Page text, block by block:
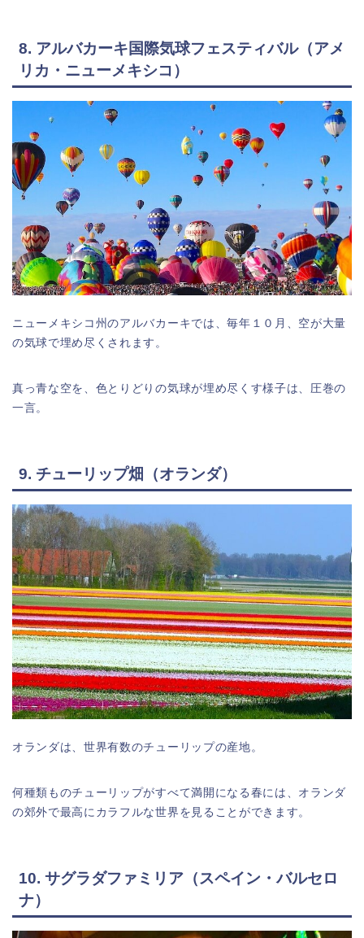
8. アルバカーキ国際気球フェスティバル（アメ
リカ・ニューメキシコ）
ニューメキシコ州のアルバカーキでは、毎年１０月、空が大量
の気球で埋め尽くされます。
真っ青な空を、色とりどりの気球が埋め尽くす様子は、圧巻の
一言。
9. チューリップ畑（オランダ）
オランダは、世界有数のチューリップの産地。
何種類ものチューリップがすべて満開になる春には、オランダ
の郊外で最高にカラフルな世界を見ることができます。
10. サグラダファミリア（スペイン・バルセロ
ナ）